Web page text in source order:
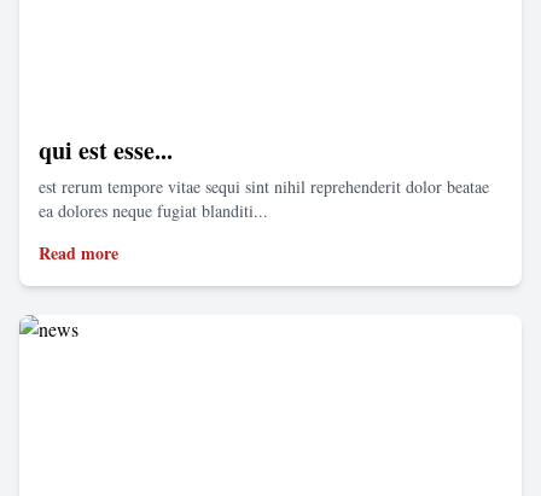
qui est esse...
est rerum tempore vitae sequi sint nihil reprehenderit dolor beatae
ea dolores neque fugiat blanditi...
Read more